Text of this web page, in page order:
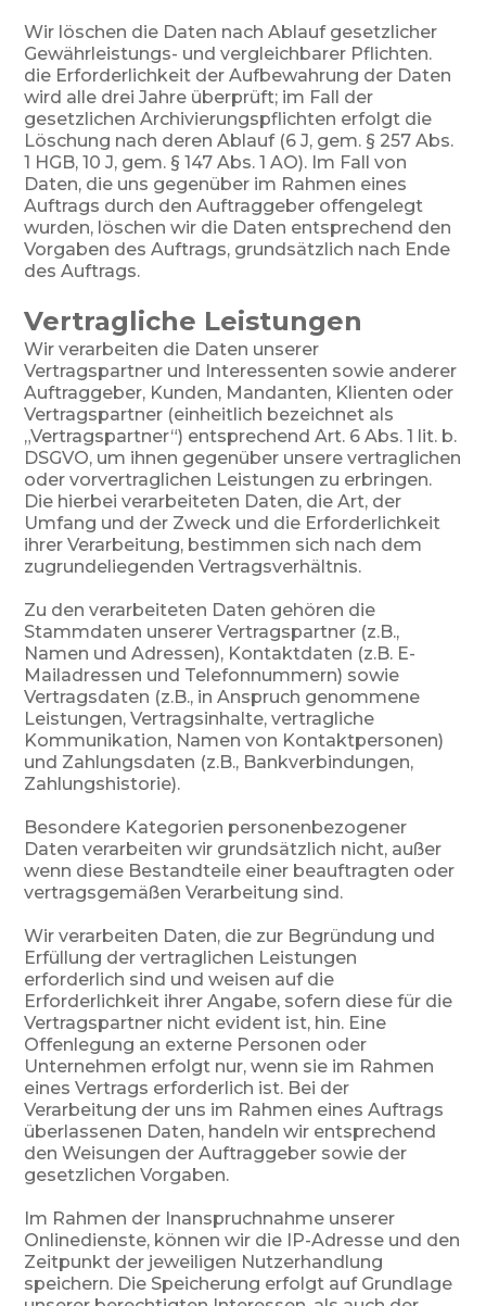
Wir löschen die Daten nach Ablauf gesetzlicher
Gewährleistungs- und vergleichbarer Pflichten.
die Erforderlichkeit der Aufbewahrung der Daten
wird alle drei Jahre überprüft; im Fall der
gesetzlichen Archivierungspflichten erfolgt die
Löschung nach deren Ablauf (6 J, gem. § 257 Abs.
1 HGB, 10 J, gem. § 147 Abs. 1 AO). Im Fall von
Daten, die uns gegenüber im Rahmen eines
Auftrags durch den Auftraggeber offengelegt
wurden, löschen wir die Daten entsprechend den
Vorgaben des Auftrags, grundsätzlich nach Ende
des Auftrags.
Vertragliche Leistungen
Wir verarbeiten die Daten unserer
Vertragspartner und Interessenten sowie anderer
Auftraggeber, Kunden, Mandanten, Klienten oder
Vertragspartner (einheitlich bezeichnet als
„Vertragspartner“) entsprechend Art. 6 Abs. 1 lit. b.
DSGVO, um ihnen gegenüber unsere vertraglichen
oder vorvertraglichen Leistungen zu erbringen.
Die hierbei verarbeiteten Daten, die Art, der
Umfang und der Zweck und die Erforderlichkeit
ihrer Verarbeitung, bestimmen sich nach dem
zugrundeliegenden Vertragsverhältnis.
Zu den verarbeiteten Daten gehören die
Stammdaten unserer Vertragspartner (z.B.,
Namen und Adressen), Kontaktdaten (z.B. E-
Mailadressen und Telefonnummern) sowie
Vertragsdaten (z.B., in Anspruch genommene
Leistungen, Vertragsinhalte, vertragliche
Kommunikation, Namen von Kontaktpersonen)
und Zahlungsdaten (z.B., Bankverbindungen,
Zahlungshistorie).
Besondere Kategorien personenbezogener
Daten verarbeiten wir grundsätzlich nicht, außer
wenn diese Bestandteile einer beauftragten oder
vertragsgemäßen Verarbeitung sind.
Wir verarbeiten Daten, die zur Begründung und
Erfüllung der vertraglichen Leistungen
erforderlich sind und weisen auf die
Erforderlichkeit ihrer Angabe, sofern diese für die
Vertragspartner nicht evident ist, hin. Eine
Offenlegung an externe Personen oder
Unternehmen erfolgt nur, wenn sie im Rahmen
eines Vertrags erforderlich ist. Bei der
Verarbeitung der uns im Rahmen eines Auftrags
überlassenen Daten, handeln wir entsprechend
den Weisungen der Auftraggeber sowie der
gesetzlichen Vorgaben.
Im Rahmen der Inanspruchnahme unserer
Onlinedienste, können wir die IP-Adresse und den
Zeitpunkt der jeweiligen Nutzerhandlung
speichern. Die Speicherung erfolgt auf Grundlage